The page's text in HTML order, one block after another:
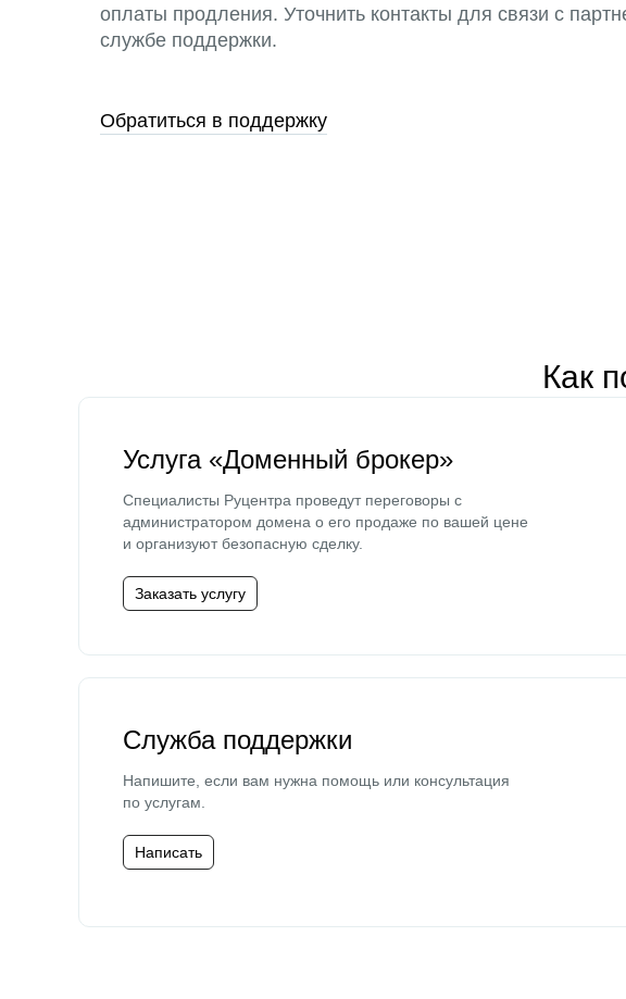
оплаты продления. Уточнить контакты для связи с
службе поддержки.
Обратиться в поддержку
Как
Услуга «Доменный брокер»
Специалисты Руцентра проведут переговоры с
администратором домена о его продаже по вашей цене
и организуют безопасную сделку.
Заказать услугу
Служба поддержки
Напишите, если вам нужна помощь или консультация
по услугам.
Написать